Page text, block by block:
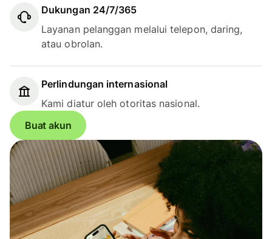
Dukungan 24/7/365
Layanan pelanggan melalui telepon, daring,
atau obrolan.
Perlindungan internasional
Kami diatur oleh otoritas nasional.
Buat akun